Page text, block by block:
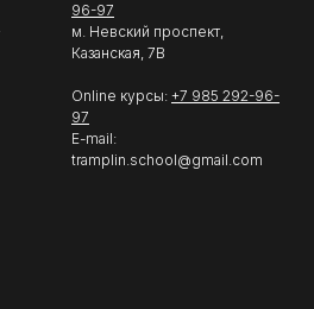
96-97
м. Невский проспект,
Казанская, 7В
Online курсы: +7 985 292-96-
97
E-mail:
tramplin.school@gmail.com